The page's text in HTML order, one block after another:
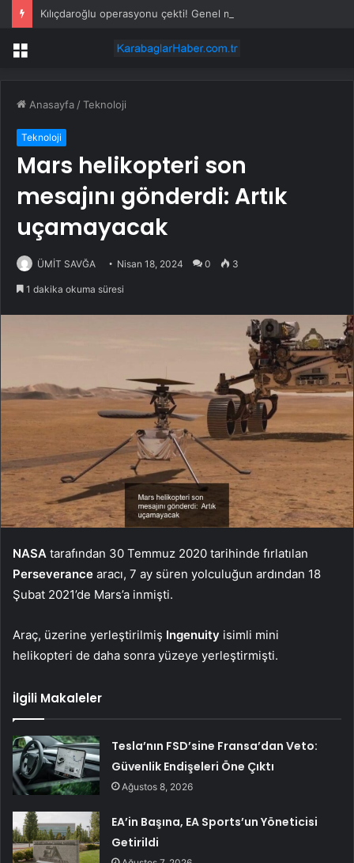
Menü
Anasayfa /Teknoloji
Teknoloji
Mars helikopteri son
mesajını gönderdi: Artık
uçamayacak
ÜMİT SAVĞA Nisan 18, 2024 0 3
1 dakika okuma süresi
NASA tarafından 30 Temmuz 2020 tarihinde fırlatılan
Perseverance aracı, 7 ay süren yolculuğun ardından 18
Şubat 2021’de Mars’a inmişti.
Araç, üzerine yerleştirilmiş Ingenuity isimli mini
helikopteri de daha sonra yüzeye yerleştirmişti.
İlgili Makaleler
Tesla’nın FSD’sine Fransa’dan Veto:
Güvenlik Endişeleri Öne Çıktı
Ağustos 8, 2026
EA’in Başına, EA Sports’un Yöneticisi
Getirildi